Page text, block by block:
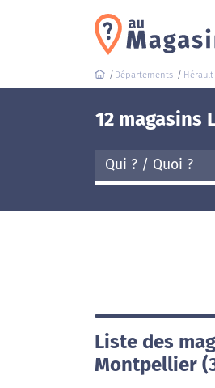
Départements Hérault
12 magasins
Liste des
Montpellier